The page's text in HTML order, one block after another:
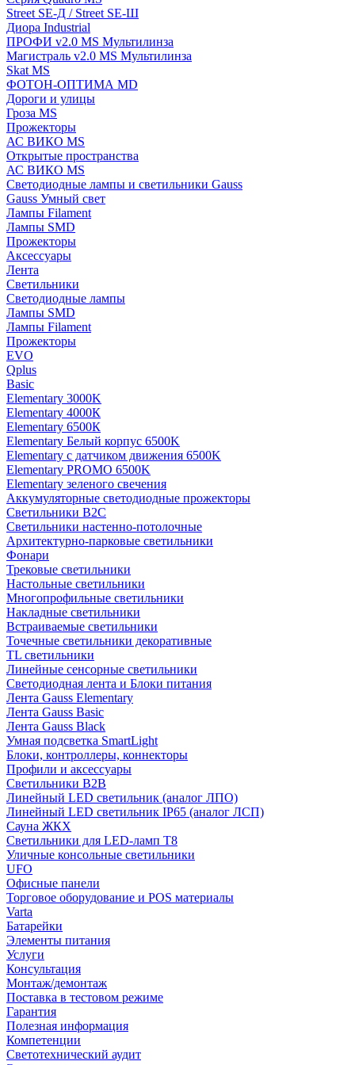
Street SE-Д / Street SE-Ш
Диора Industrial
ПРОФИ v2.0 MS Мультилинза
Магистраль v2.0 MS Мультилинза
Skat MS
ФОТОН-ОПТИМА MD
Дороги и улицы
Гроза MS
Прожекторы
АС ВИКО MS
Открытые пространства
АС ВИКО MS
Светодиодные лампы и светильники Gauss
Gauss Умный свет
Лампы Filament
Лампы SMD
Прожекторы
Аксессуары
Лента
Светильники
Светодиодные лампы
Лампы SMD
Лампы Filament
Прожекторы
EVO
Qplus
Basic
Elementary 3000K
Elementary 4000К
Elementary 6500К
Elementary Белый корпус 6500K
Elementary с датчиком движения 6500K
Elementary PROMO 6500K
Elementary зеленого свечения
Аккумуляторные светодиодные прожекторы
Светильники B2C
Светильники настенно-потолочные
Архитектурно-парковые светильники
Фонари
Трековые светильники
Настольные светильники
Многопрофильные светильники
Накладные светильники
Встраиваемые светильники
Точечные светильники декоративные
TL светильники
Линейные сенсорные светильники
Светодиодная лента и Блоки питания
Лента Gauss Elementary
Лента Gauss Basic
Лента Gauss Black
Умная подсветка SmartLight
Блоки, контроллеры, коннекторы
Профили и аксессуары
Светильники B2B
Линейный LED светильник (аналог ЛПО)
Линейный LED светильник IP65 (аналог ЛСП)
Сауна ЖКХ
Светильники для LED-ламп T8
Уличные консольные светильники
UFO
Офисные панели
Торговое оборудование и POS материалы
Varta
Батарейки
Элементы питания
Услуги
Консультация
Монтаж/демонтаж
Поставка в тестовом режиме
Гарантия
Полезная информация
Компетенции
Светотехнический аудит